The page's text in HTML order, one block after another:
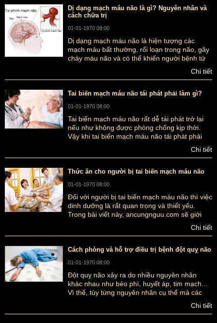
Dị dạng mạch máu não là gì? Nguyên nhân và
cách chữa trị
01-01-1970 08:00
Dị dạng mạch máu não là hiện tượng các
mạch máu bất thường, rối loạn trong não, gây
chảy máu não và có thể khiến người bệnh tử
vong rất nguy hiểm. Chính vì thế, các bạn cần
tìm hiểu hiện tượng dị dạng mạch máu não là
Chi tiết
Tai biến mạch máu não tái phát phải làm gì?
01-01-1970 08:00
Tai biến mạch máu não rất dễ tái phát trở lại
nếu như không được phòng chống kịp thời.
Vậy khi tai biến mạch máu não tái phát phải
Chi tiết
Thức ăn cho người bị tai biến mạch máu não
01-01-1970 08:00
Đối với người bị tai biến mạch máu não thì việc
dinh dưỡng là rất quan trọng và thiết yếu.
Trong bài viết này, ancungnguu.com sẽ giới
thiệu đến bạn các loại thức ăn tốt cho người bị
tai biến mạch máu não mục đích là nâng cao
Chi tiết
Cách phòng và hỗ trợ điều trị bệnh đột quỵ não
01-01-1970 08:00
Đột quỵ não xảy ra do nhiều nguyên nhân
khác nhau như béo phì, huyết áp, tim mạch...
Vì thế, tùy từng nguyên nhân cụ thể mà các
bác sĩ đưa ra nhiều cách phòng và chữa bệnh
đột quỵ não khác nhau giúp bệnh nhân cải
Chi tiết